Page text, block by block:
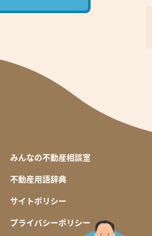
みんなの不動産相談室
不動産用語辞典
サイトポリシー
プライバシーポリシー